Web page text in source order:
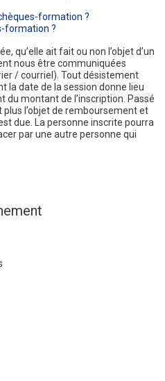
formation ?
formation ?
qu’elle ait fait ou non l’objet d’un
nous être communiquées
/ courriel). Tout désistement
la date de la session donne lieu
montant de l’inscription. Passé
l’objet de remboursement et
due. La personne inscrite pourra
par une autre personne qui